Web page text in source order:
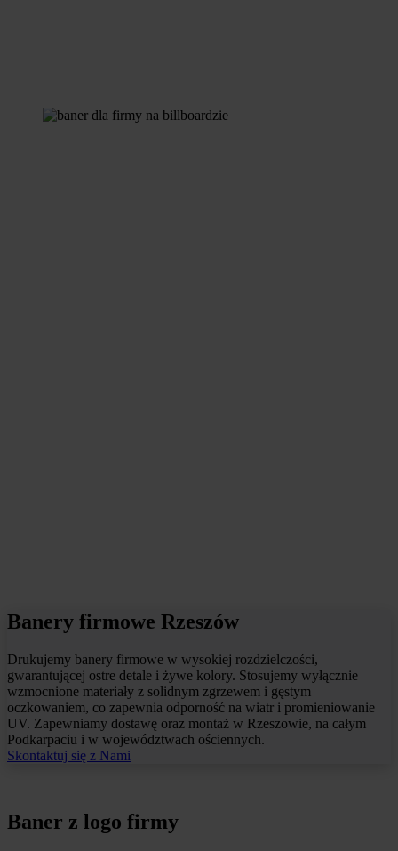
Banery firmowe Rzeszów
Drukujemy banery firmowe w wysokiej rozdzielczości,
gwarantującej ostre detale i żywe kolory. Stosujemy wyłącznie
wzmocnione materiały z solidnym zgrzewem i gęstym
oczkowaniem, co zapewnia odporność na wiatr i promieniowanie
UV. Zapewniamy dostawę oraz montaż w Rzeszowie, na całym
Podkarpaciu i w województwach ościennych.
Skontaktuj się z Nami
Baner z logo firmy